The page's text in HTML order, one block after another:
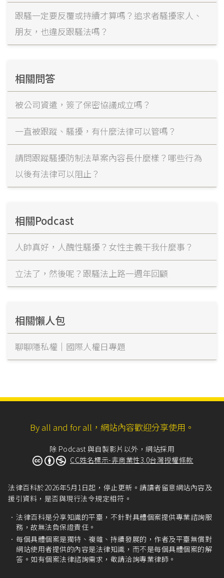
跟騷一定要反覆或持續才算嗎？追求者騷擾家人、
朋友，也違反跟騷法嗎？
相關問答
被公司資遣，簽了保密協議成立嗎？
一直被跟蹤、騷擾，有什麼法律可以管嗎？
請問跟蹤騷擾防制法草案內容長什麼樣？哪些行為
以後有法律可以阻止？
相關Podcast
人帥真好，人醜性騷擾？女性主義干我什麼事？
立法了，然後呢？跟騷法上路一週年回顧
相關懶人包
聊聊隱私權｜國際人權日專題
By all and for all，網站內容歡迎分享使用。
除 Podcast 與自製影片以外，網站採用
CC姓名標示-非商業性3.0台灣授權條款
法律百科於2026年5月1日起，停止更新。請讀者留意網站內容及
援引資料，是否與現行法令規定相符。
法律百科是分享知識的平臺，不針對具體個案提供專業諮詢服
務，故無法負保證責任。
每個具體個案是獨特、複雜、持續發展的，作者及平臺無償對
網站使用者提供的內容是法律知識，而不是每個具體個案的解
答。如有個案法律諮詢需求，敬請洽詢專業律師。